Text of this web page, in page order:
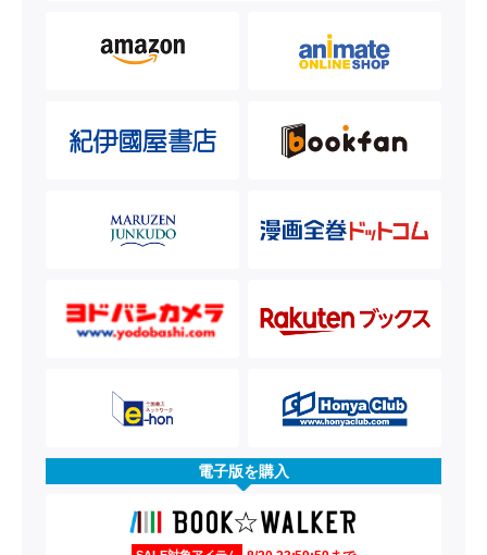
電子版を購入